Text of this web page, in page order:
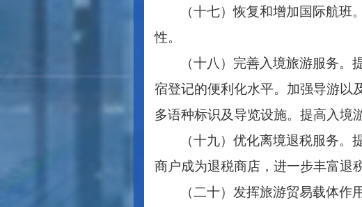
（十七）恢复和增加国际航班
性。
（十八）完善入境旅游服务。
宿登记的便利化水平。加强导游以
多语种标识及导览设施。提高入境
（十九）优化离境退税服务。
商户成为退税商店，进一步丰富退
（二十）发挥旅游贸易载体作